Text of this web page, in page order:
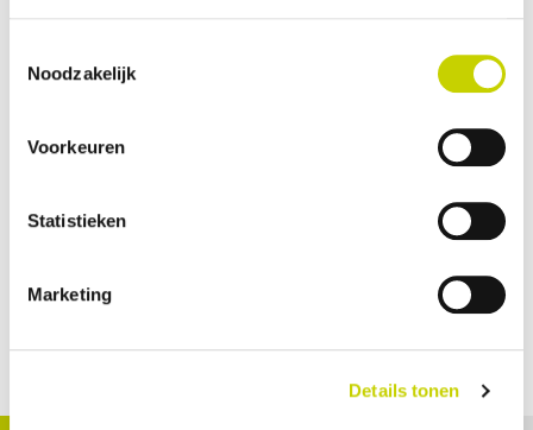
Noodzakelijk
Voorkeuren
Statistieken
Marketing
Details tonen
Industrieterrein “De Watermolen”
4191 NX Geldermalsen
Contact opnemen